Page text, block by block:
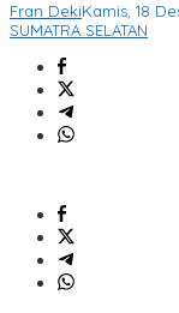
Fran DekiKamis, 18
SUMATRA SELATAN